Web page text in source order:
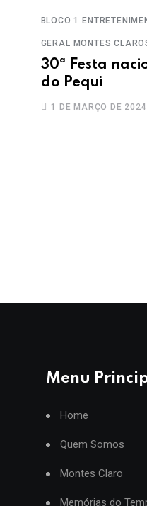
BLOCO 1
GERAL MONTES
30ª Festa
do Pequi
1 DE MARÇO DE 2024
Menu
Home
Quem Somos
Montes Claro
Memórias do